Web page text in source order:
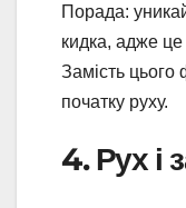
Порада:
кидка, адже це
Замість цього
початку руху.
4. Рух і